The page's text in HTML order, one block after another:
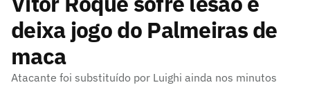
deixa jogo do Palmeiras de
maca
Atacante foi substituído por Luighi ainda nos minutos